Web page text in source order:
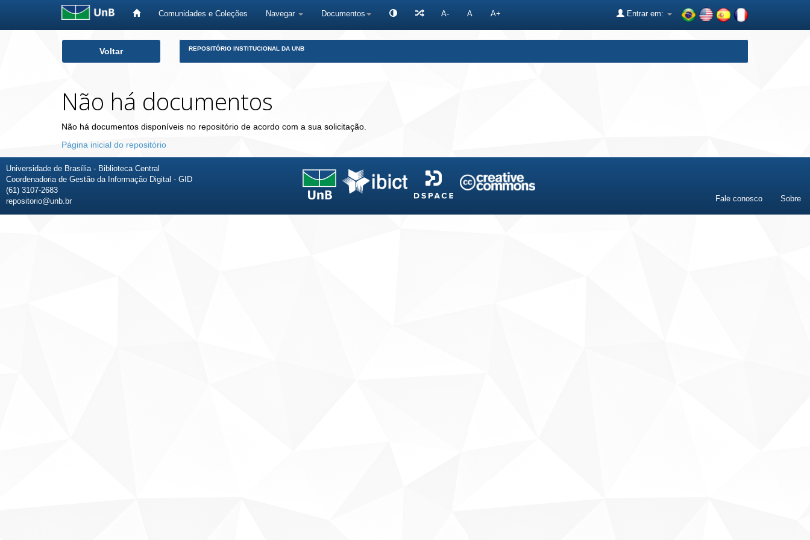
Comunidades e Coleções Navegar Documentos A- A A+ Entrar em:
Voltar REPOSITÓRIO INSTITUCIONAL DA UNB
Não há documentos
Não há documentos disponíveis no repositório de acordo com a sua solicitação.
Página inicial do repositório
Universidade de Brasília - Biblioteca Central
Coordenadoria de Gestão da Informação Digital - GID
(61) 3107-2683
repositorio@unb.br
Fale conosco Sobre